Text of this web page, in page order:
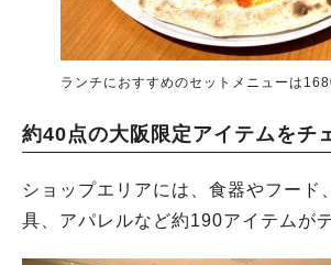
ランチにおすすめのセットメニューは
約40点の大阪限定アイテムをチ
ショップエリアには、食器やフード
具、アパレルなど約190アイテムが